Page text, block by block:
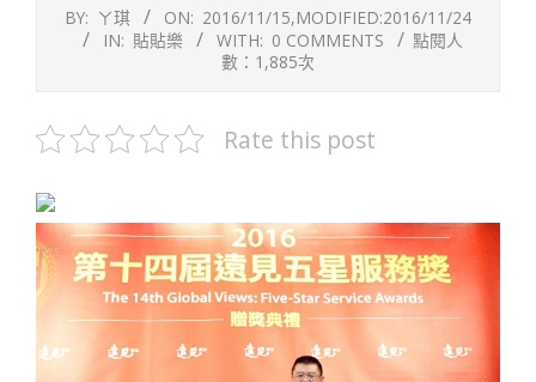
BY: ㄚ琪 ON: 2016/11/15,MODIFIED:2016/11/24
IN: 貼貼樂 WITH: 0 COMMENTS
點閱人
數：1,885次
Rate this post